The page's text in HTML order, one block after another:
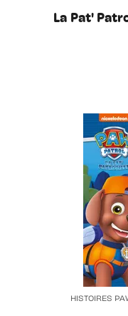
La Pat'
HISTOIRES